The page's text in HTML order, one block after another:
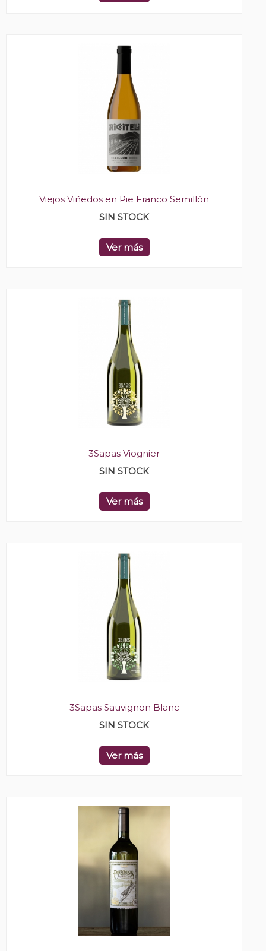
Viejos Viñedos en Pie Franco Semillón
SIN STOCK
Ver más
3Sapas Viognier
SIN STOCK
Ver más
3Sapas Sauvignon Blanc
SIN STOCK
Ver más